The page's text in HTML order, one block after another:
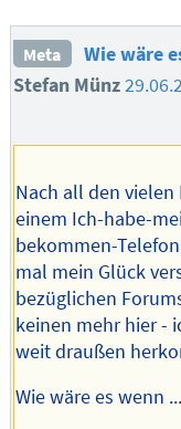
Meta
Wie wäre
Stefan Münz
Nach all den
einem Ich-habe-
bekommen-
mal mein Glück
bezüglichen
keinen mehr hier -
weit draußen
Wie wäre es wenn ...